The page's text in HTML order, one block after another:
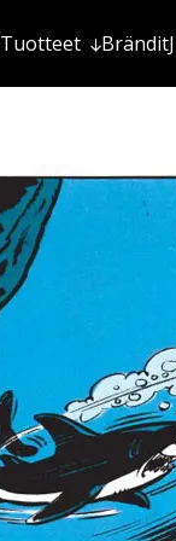
Tuotteet Brändit